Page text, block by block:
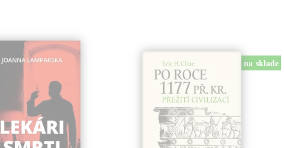
na sklade